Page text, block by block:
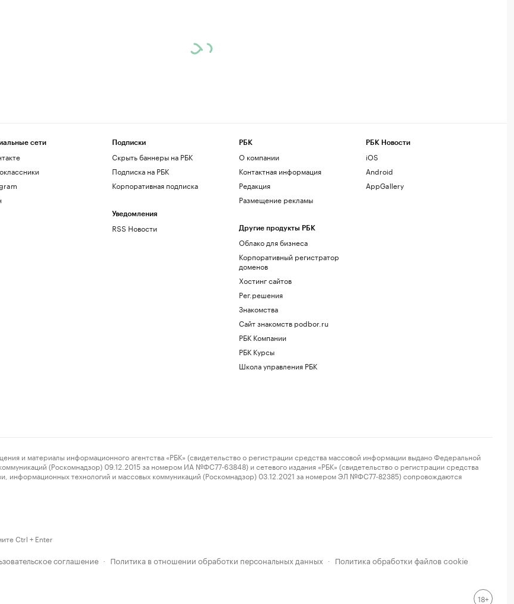
сети Подписки
Скрыть баннеры на РБК
Подписка на РБК
Корпоративная подписка
Уведомления
RSS Новости
РБК
О компании
Контактная информация
Редакция
Размещение рекламы
Другие продукты РБК
Облако для бизнеса
Корпоративный регистратор
доменов
Хостинг сайтов
Рег.решения
Знакомства
Сайт знакомств podbor.ru
РБК Компании
РБК Курсы
Школа управления РБК
РБК Новости
iOS
Android
AppGallery
информационного агентства «РБК» (свидетельство о регистрации средства массовой информации выдано Федеральной
(Роскомнадзор) 09.12.2015 за номером ИА №ФС77-63848) и сетевого издания «РБК» (свидетельство о регистрации средства
информационных технологий и массовых коммуникаций (Роскомнадзор) 03.12.2021 за номером ЭЛ №ФС77-82385) сопровождаются
Ctrl + Enter
соглашение · Политика в отношении обработки персональных данных · Политика обработки файлов cookie
18+